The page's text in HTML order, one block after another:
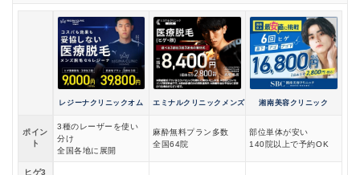
レジーナクリニックオム エミナルクリニックメンズ 湘南美容クリニック
ポイン
ト
3種のレーザーを使い
分け
全国各地に展開
麻酔無料プラン多数
全国64院
部位単体が安い
140院以上で予約OK
ヒゲ3